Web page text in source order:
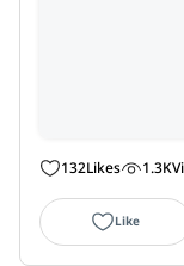
132Likes 1.3K
Like